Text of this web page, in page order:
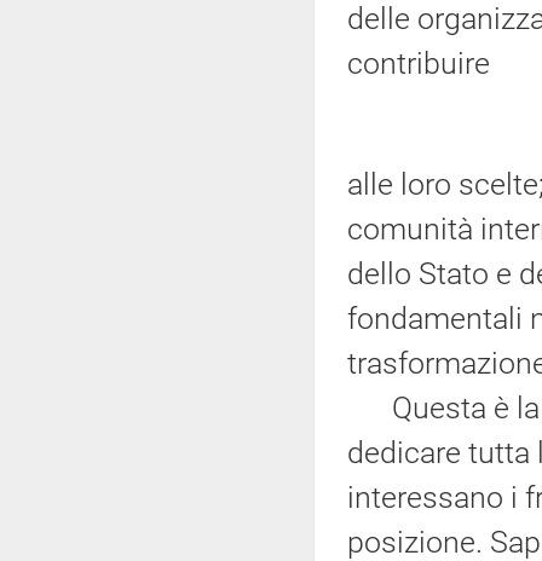
delle
contribuire
alle loro
comunità
dello Stato e
fondamentali
Questa è la
dedicare tutta
interessano i
posizione.